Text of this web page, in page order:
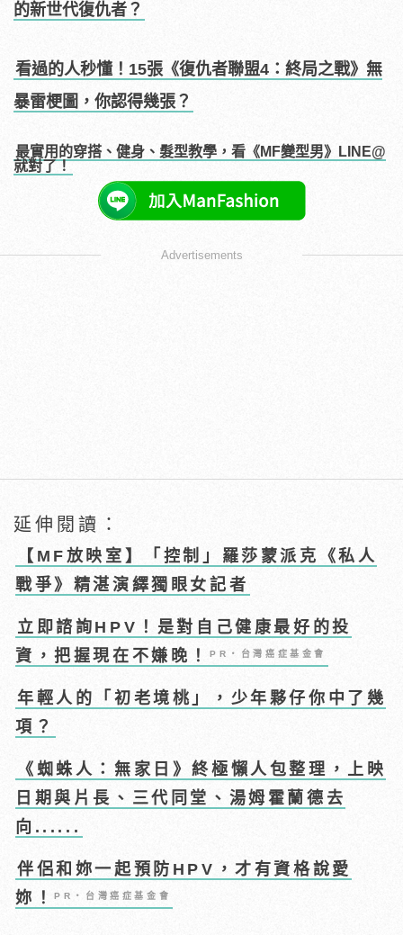
的新世代復仇者？
看過的人秒懂！15張《復仇者聯盟4：終局之戰》無
暴雷梗圖，你認得幾張？
最實用的穿搭、健身、髮型教學，看《MF變型男》LINE@
就對了！
Advertisements
延伸閱讀：
【MF放映室】「控制」羅莎蒙派克《私人
戰爭》精湛演繹獨眼女記者
立即諮詢HPV！是對自己健康最好的投
資，把握現在不嫌晚！PR・台灣癌症基金會
年輕人的「初老境桃」，少年夥仔你中了幾
項？
《蜘蛛人：無家日》終極懶人包整理，上映
日期與片長、三代同堂、湯姆霍蘭德去
向......
伴侶和妳一起預防HPV，才有資格說愛
妳！PR・台灣癌症基金會